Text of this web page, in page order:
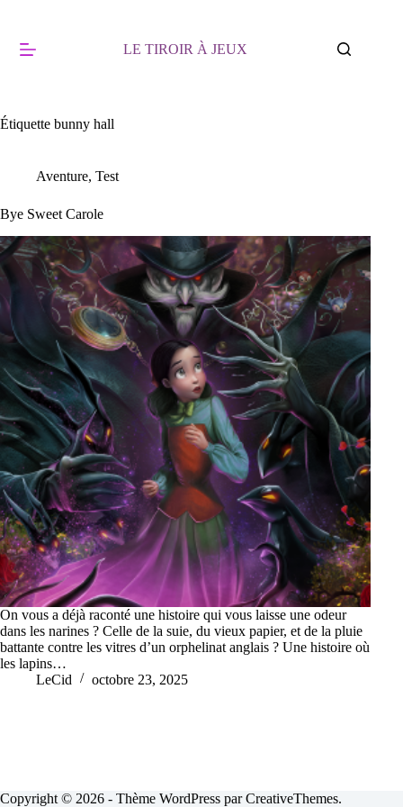
LE TIROIR À JEUX
Étiquette bunny hall
Aventure, Test
Bye Sweet Carole
On vous a déjà raconté une histoire qui vous laisse une odeur
dans les narines ? Celle de la suie, du vieux papier, et de la pluie
battante contre les vitres d’un orphelinat anglais ? Une histoire où
les lapins…
LeCid
octobre 23, 2025
Copyright © 2026 - Thème WordPress parCreativeThemes.